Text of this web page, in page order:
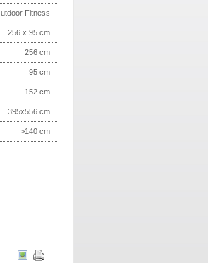
Fitness
256 x 95 cm
256 cm
95 cm
152 cm
395x556 cm
>140 cm